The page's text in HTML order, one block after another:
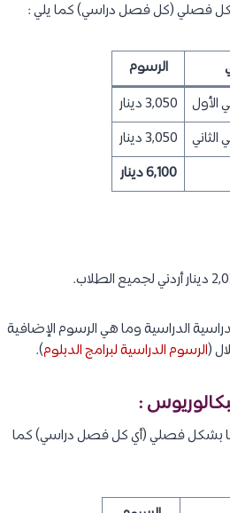
فصلي (كل فصل دراسي) كما يلي :
الرسوم
الأول
3,050 دينار
3,050 دينار
6,100 دينار
الدراسية وما هي الرسوم الإضافية
(الرسوم الدراسية لبرامج الدبلوم).
:
بشكل فصلي (أي كل فصل دراسي) كما